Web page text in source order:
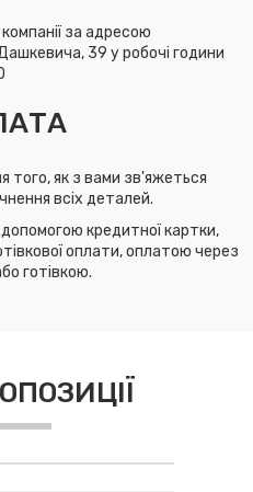
за адресою
39 у робочі години
того, як з вами зв'яжеться
всіх деталей.
кредитної картки,
оплати, оплатою через
готівкою.